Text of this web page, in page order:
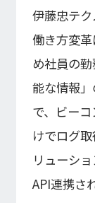
防災DX
海外ラボ型
コンサルティ
DXコンサ
SAPコンサ
PM / PMO
システム開発
アプリ開発
UI/UX
統合CRM
クラウド
AWS
ウェビナー
イベント
コラム
DX
Tech Blog
DX用語集
海外拠点
経営情報
投資家の皆
コーポレ
業績・財務情
アジアクエ
マレーシア
プライバシー
情報セキュリ
ISMS認証
伊藤忠テク
働き方変
め社員の
能な情報
で、ビー
けでログ
リューシ
API連携さ